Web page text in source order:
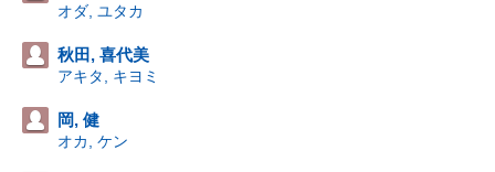
オダ, ユタカ
秋田, 喜代美
アキタ, キヨミ
岡, 健
オカ, ケン